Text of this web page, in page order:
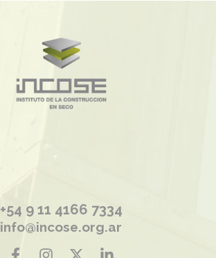
+54 9 11 4166 7334
info@incose.org.ar